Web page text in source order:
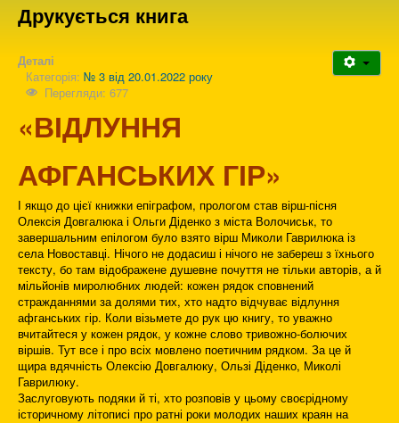
Друкується книга
Деталі
Категорія: № 3 від 20.01.2022 року
Перегляди: 677
«ВІДЛУННЯ
АФГАНСЬКИХ ГІР»
І якщо до цієї книжки епіграфом, прологом став вірш-пісня
Олексія Довгалюка і Ольги Діденко з міста Волочиськ, то
завершальним епілогом було взято вірш Миколи Гаврилюка із
села Новоставці. Нічого не додасиш і нічого не забереш з їхнього
тексту, бо там відображене душевне почуття не тільки авторів, а й
мільйонів миролюбних людей: кожен рядок сповнений
стражданнями за долями тих, хто надто відчуває відлуння
афганських гір. Коли візьмете до рук цю книгу, то уважно
вчитайтеся у кожен рядок, у кожне слово тривожно-болючих
віршів. Тут все і про всіх мовлено поетичним рядком. За це й
щира вдячність Олексію Довгалюку, Ользі Діденко, Миколі
Гаврилюку.
Заслуговують подяки й ті, хто розповів у цьому своєрідному
історичному літописі про ратні роки молодих наших краян на